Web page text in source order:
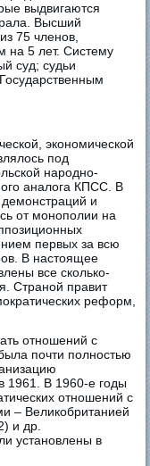
выдвигаются
Высший
75 членов,
на 5 лет. Систему
суд; судьи
экономической
под
народно-
аналога КПСС. В
и
от монополии на
первых за всю
В настоящее
все сколько-
Страной правит
реформ,
отношений с
почти полностью
1961. В 1960-е годы
отношений с
– Великобританией
и др.
установлены в